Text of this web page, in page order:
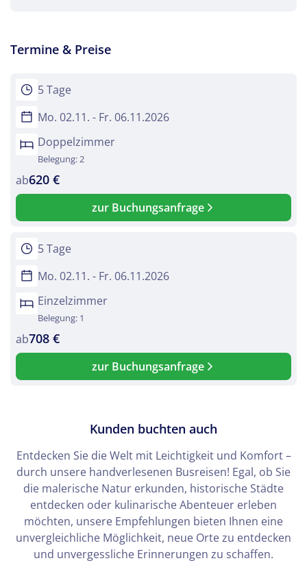
Termine & Preise
5 Tage
Mo. 02.11. - Fr. 06.11.2026
Doppelzimmer
Belegung: 2
ab620 €
zur Buchungsanfrage
5 Tage
Mo. 02.11. - Fr. 06.11.2026
Einzelzimmer
Belegung: 1
ab708 €
zur Buchungsanfrage
Kunden buchten auch
Entdecken Sie die Welt mit Leichtigkeit und Komfort –
durch unsere handverlesenen Busreisen! Egal, ob Sie
die malerische Natur erkunden, historische Städte
entdecken oder kulinarische Abenteuer erleben
möchten, unsere Empfehlungen bieten Ihnen eine
unvergleichliche Möglichkeit, neue Orte zu entdecken
und unvergessliche Erinnerungen zu schaffen.